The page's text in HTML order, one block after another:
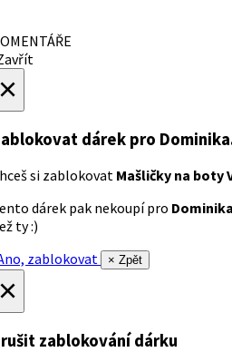
dárek pro
si zablokovat Mašličky na boty
dárek pak nekoupí pro
ty :)
zablokovat
× Zpět
zablokování dárku